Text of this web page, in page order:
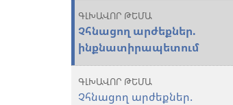
ԳԼԽԱՎՈՐ ԹԵՄԱ
Չհնացող արժեքներ.
ինքնատիրապետում
ԳԼԽԱՎՈՐ ԹԵՄԱ
Չհնացող արժեքներ.